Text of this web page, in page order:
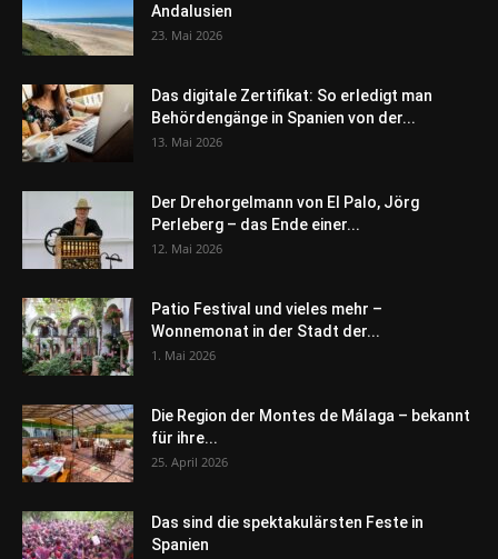
Andalusien
23. Mai 2026
Das digitale Zertifikat: So erledigt man
Behördengänge in Spanien von der...
13. Mai 2026
Der Drehorgelmann von El Palo, Jörg
Perleberg – das Ende einer...
12. Mai 2026
Patio Festival und vieles mehr –
Wonnemonat in der Stadt der...
1. Mai 2026
Die Region der Montes de Málaga – bekannt
für ihre...
25. April 2026
Das sind die spektakulärsten Feste in
Spanien